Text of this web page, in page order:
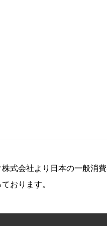
式会社より日本の一般消
おります。